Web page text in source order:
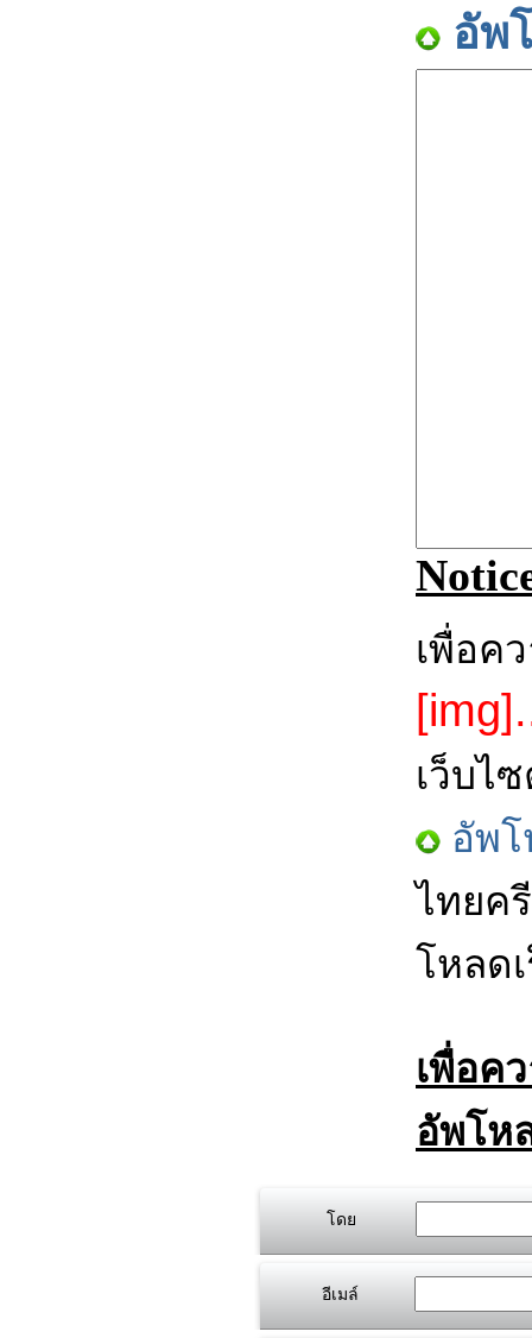
อัพ
เพื่อค
เว็บไ
อัพ
ไทยค
โหลด
เพื่อค
อัพโห
โดย
อีเมล์